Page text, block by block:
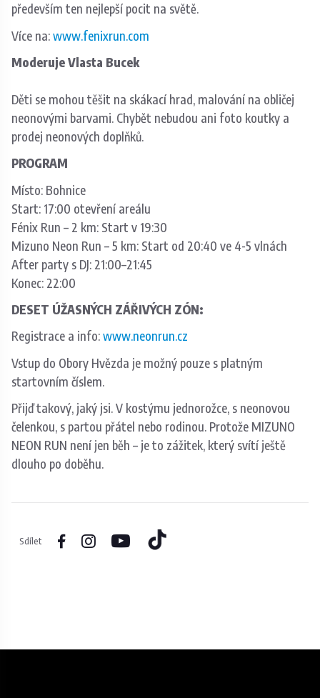
především ten nejlepší pocit na světě.
Více na:www.fenixrun.com
Moderuje Vlasta Bucek
Děti se mohou těšit na skákací hrad, malování na obličej
neonovými barvami. Chybět nebudou ani foto koutky a
prodej neonových doplňků.
PROGRAM
Místo: Bohnice
Start: 17:00 otevření areálu
Fénix Run – 2 km: Start v 19:30
Mizuno Neon Run – 5 km: Start od 20:40 ve 4-5 vlnách
After party s DJ: 21:00–21:45
Konec: 22:00
DESET ÚŽASNÝCH ZÁŘIVÝCH ZÓN:
Registrace a info:www.neonrun.cz
Vstup do Obory Hvězda je možný pouze s platným
startovním číslem.
Přijď takový, jaký jsi. V kostýmu jednorožce, s neonovou
čelenkou, s partou přátel nebo rodinou. Protože MIZUNO
NEON RUN není jen běh – je to zážitek, který svítí ještě
dlouho po doběhu.
Sdílet